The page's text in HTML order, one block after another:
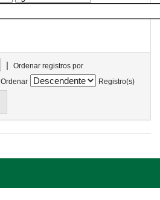
|
Ordenar registros por
Ordenar
Registro(s)